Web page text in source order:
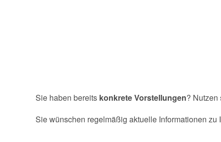
Sie haben bereits konkrete Vorstellungen?
Sie wünschen regelmäßig aktuelle Informationen